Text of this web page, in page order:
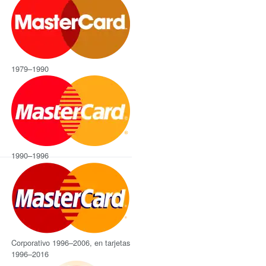
1979–1990
1990–1996
Corporativo 1996–2006, en tarjetas
1996–2016